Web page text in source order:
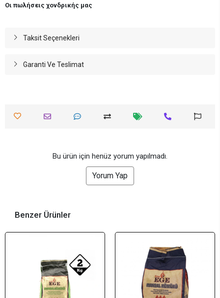
Οι πωλήσεις χονδρικής μας
Taksit Seçenekleri
Garanti Ve Teslimat
Bu ürün için henüz yorum yapılmadı.
Yorum Yap
Benzer Ürünler